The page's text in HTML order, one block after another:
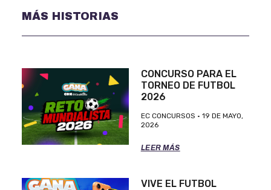
MÁS HISTORIAS
CONCURSO PARA EL
TORNEO DE FUTBOL
2026
EC CONCURSOS
19 DE MAYO,
2026
LEER MÁS
VIVE EL FUTBOL